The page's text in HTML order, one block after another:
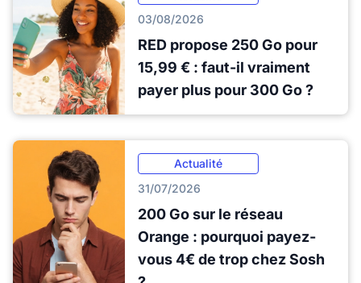
03/08/2026
RED propose 250 Go pour
15,99 € : faut-il vraiment
payer plus pour 300 Go ?
Actualité
31/07/2026
200 Go sur le réseau
Orange : pourquoi payez-
vous 4€ de trop chez Sosh